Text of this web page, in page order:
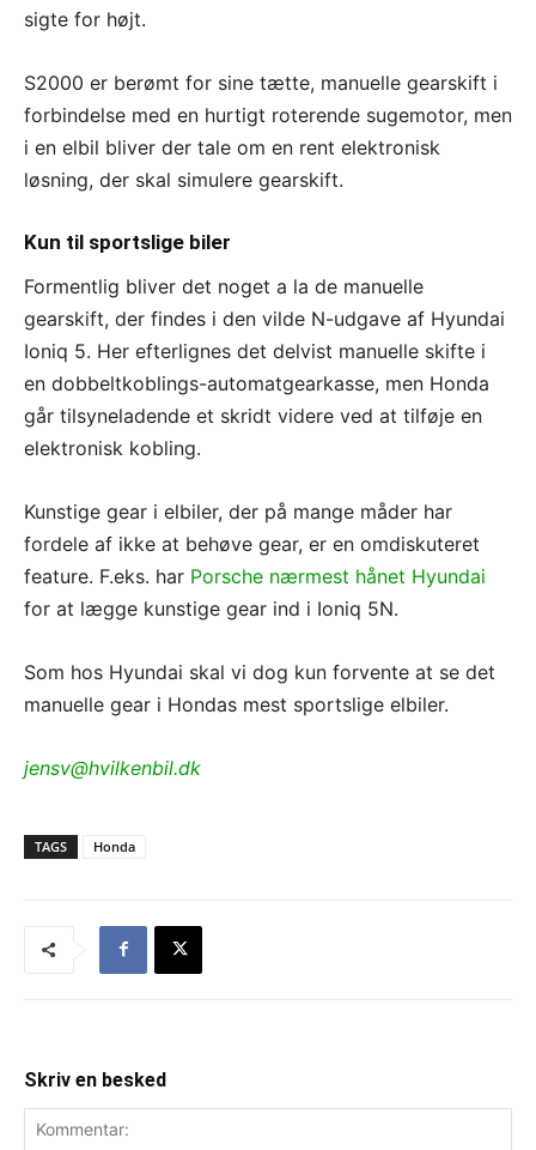
sigte for højt.
S2000 er berømt for sine tætte, manuelle gearskift i
forbindelse med en hurtigt roterende sugemotor, men
i en elbil bliver der tale om en rent elektronisk
løsning, der skal simulere gearskift.
Kun til sportslige biler
Formentlig bliver det noget a la de manuelle
gearskift, der findes i den vilde N-udgave af Hyundai
Ioniq 5. Her efterlignes det delvist manuelle skifte i
en dobbeltkoblings-automatgearkasse, men Honda
går tilsyneladende et skridt videre ved at tilføje en
elektronisk kobling.
Kunstige gear i elbiler, der på mange måder har
fordele af ikke at behøve gear, er en omdiskuteret
feature. F.eks. har Porsche nærmest hånet Hyundai
for at lægge kunstige gear ind i Ioniq 5N.
Som hos Hyundai skal vi dog kun forvente at se det
manuelle gear i Hondas mest sportslige elbiler.
jensv@hvilkenbil.dk
TAGS Honda
Skriv en besked